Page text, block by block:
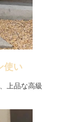
使い
上品な高級